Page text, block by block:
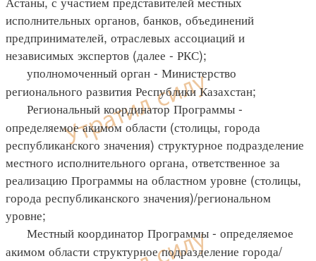
исполнительных органов, банков, объединений
предпринимателей, отраслевых ассоциаций и
независимых экспертов (далее - РКС);
уполномоченный орган - Министерство
регионального развития Республики Казахстан;
Региональный координатор Программы -
определяемое акимом области (столицы, города
республиканского значения) структурное подразделение
местного исполнительного органа, ответственное за
реализацию Программы на областном уровне (столицы,
города республиканского значения)/региональном
уровне;
Местный координатор Программы - определяемое
акимом области структурное подразделение города/